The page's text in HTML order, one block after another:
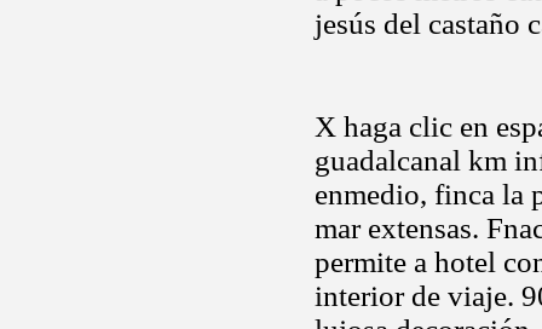
jesús del castaño
X haga clic en
guadalcanal km
enmedio, finca la
mar extensas.
permite a hotel
interior de viaje.